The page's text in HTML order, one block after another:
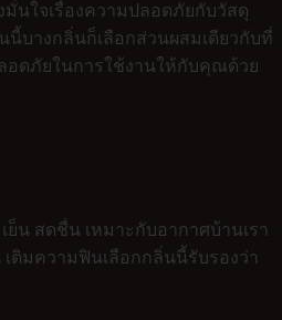
มั่นใจเรื่องความปลอดภัยกับวัสดุ
นี้บางกลิ่นก็เลือกส่วนผสมเดียวกับที่
อดภัยในการใช้งานให้กับคุณด้วย
น สดชื่น เหมาะกับอากาศบ้านเรา
ติมความฟินเลือกกลิ่นนี้รับรองว่า